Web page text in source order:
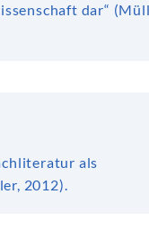
dar“
als
2012).